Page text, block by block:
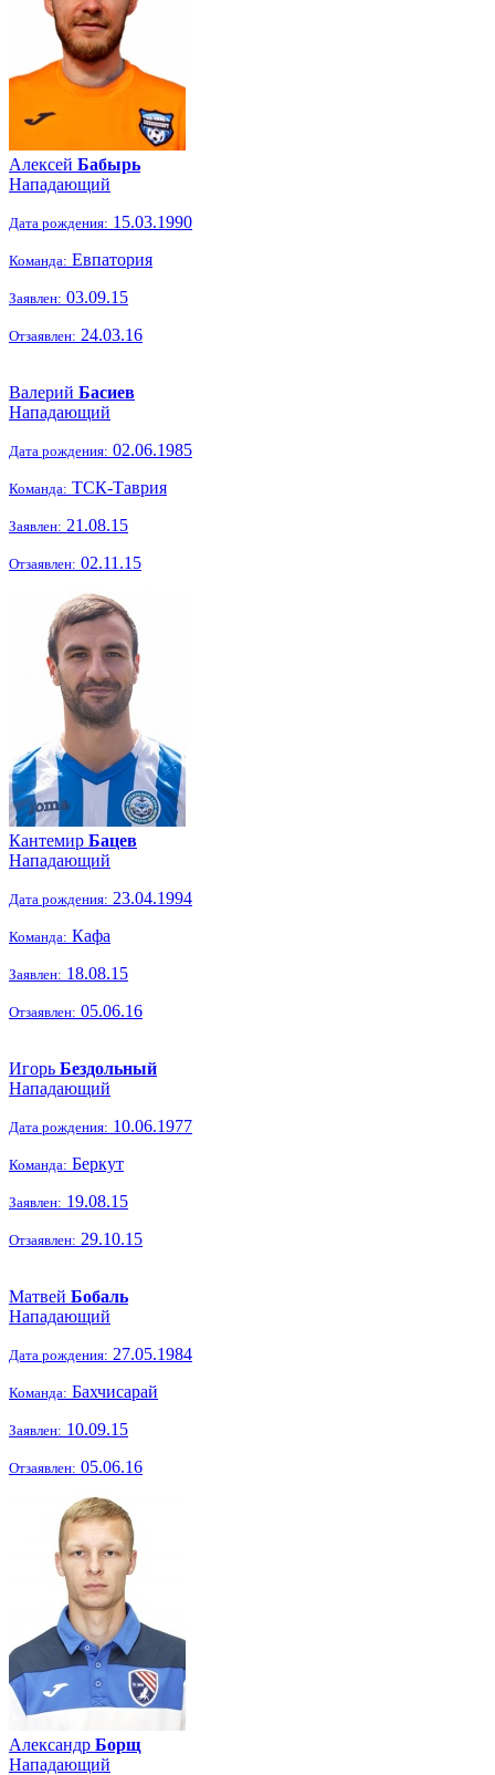
Алексей Бабырь
Нападающий
Дата рождения: 15.03.1990
Команда: Евпатория
Заявлен: 03.09.15
Отзаявлен: 24.03.16
Валерий Басиев
Нападающий
Дата рождения: 02.06.1985
Команда: ТСК-Таврия
Заявлен: 21.08.15
Отзаявлен: 02.11.15
Кантемир Бацев
Нападающий
Дата рождения: 23.04.1994
Команда: Кафа
Заявлен: 18.08.15
Отзаявлен: 05.06.16
Игорь Бездольный
Нападающий
Дата рождения: 10.06.1977
Команда: Беркут
Заявлен: 19.08.15
Отзаявлен: 29.10.15
Матвей Бобаль
Нападающий
Дата рождения: 27.05.1984
Команда: Бахчисарай
Заявлен: 10.09.15
Отзаявлен: 05.06.16
Александр Борщ
Нападающий